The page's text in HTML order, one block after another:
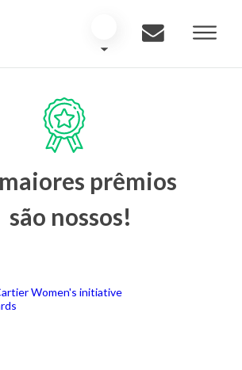
prêmios
são nossos!